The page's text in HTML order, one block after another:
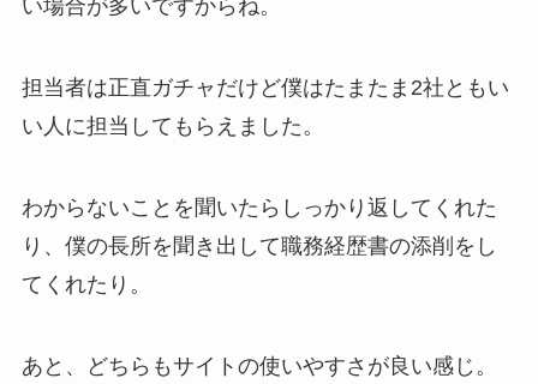
い場合が多いですからね。
担当者は正直ガチャだけど僕はたまたま2社ともい
い人に担当してもらえました。
わからないことを聞いたらしっかり返してくれた
り、僕の長所を聞き出して職務経歴書の添削をし
てくれたり。
あと、どちらもサイトの使いやすさが良い感じ。